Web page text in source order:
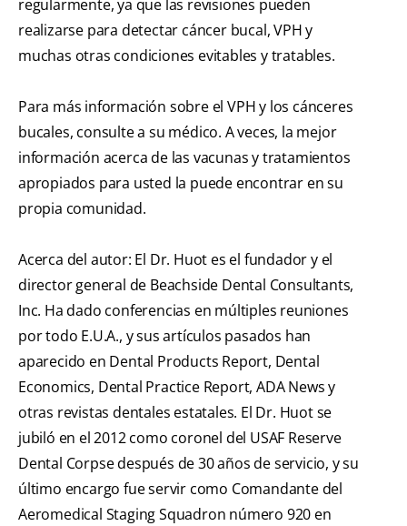
regularmente, ya que las revisiones pueden
realizarse para detectar cáncer bucal, VPH y
muchas otras condiciones evitables y tratables.
Para más información sobre el VPH y los cánceres
bucales, consulte a su médico. A veces, la mejor
información acerca de las vacunas y tratamientos
apropiados para usted la puede encontrar en su
propia comunidad.
Acerca del autor: El Dr. Huot es el fundador y el
director general de Beachside Dental Consultants,
Inc. Ha dado conferencias en múltiples reuniones
por todo E.U.A., y sus artículos pasados han
aparecido en Dental Products Report, Dental
Economics, Dental Practice Report, ADA News y
otras revistas dentales estatales. El Dr. Huot se
jubiló en el 2012 como coronel del USAF Reserve
Dental Corpse después de 30 años de servicio, y su
último encargo fue servir como Comandante del
Aeromedical Staging Squadron número 920 en